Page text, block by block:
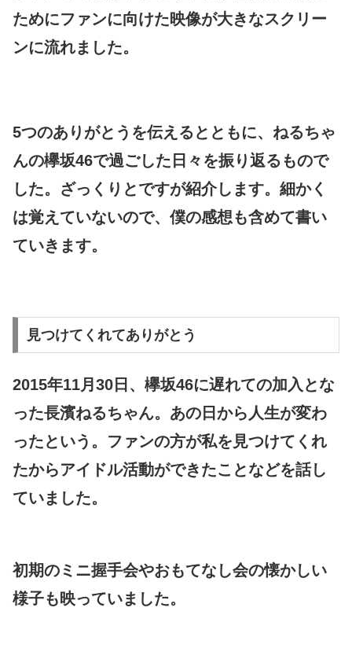
ためにファンに向けた映像が大きなスクリー
ンに流れました。
5つのありがとうを伝えるとともに、ねるちゃ
んの欅坂46で過ごした日々を振り返るもので
した。ざっくりとですが紹介します。 細かく
は覚えていないので、僕の感想も含めて書い
ていきます。
見つけてくれてありがとう
2015年11月30日、欅坂46に遅れての加入とな
った長濱ねるちゃん。あの日から人生が変わ
ったという。ファンの方が私を見つけてくれ
たからアイドル活動ができたことなどを話し
ていました。
初期のミニ握手会やおもてなし会の懐かしい
様子も映っていました。